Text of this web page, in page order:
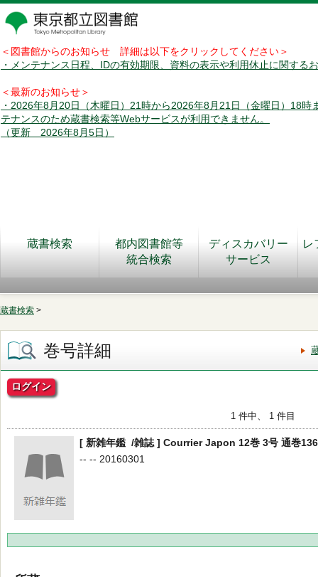
＜図書館からのお知らせ 詳細は以下をクリックしてください＞
・メンテナンス日程、IDの有効期限、資料の表示や利用休止に関する
＜最新のお知らせ＞
・2026年8月20日（木曜日）21時から2026年8月21日（金曜日）18時
テナンスのため蔵書検索等Webサービスが利用できません。
（更新 2026年8月5日）
蔵書検索
都内図書館等
統合検索
ディスカバリー
サービス
レ
蔵書検索 >
巻号詳細
ログイン
1 件中、 1 件目
[ 新雑年鑑 /雑誌 ] Courrier Japon 12巻 3号 通巻
-- -- 20160301